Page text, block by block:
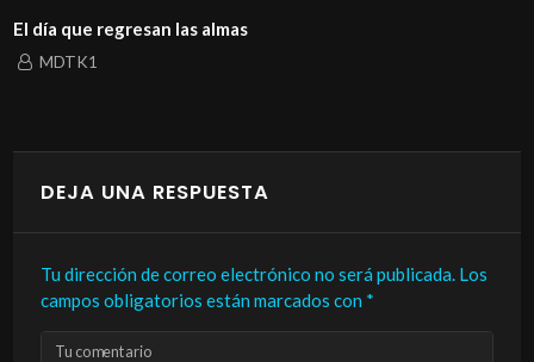
que regresan las almas
DEJA UNA RESPUESTA
Tu dirección de correo electrónico no será publicada. Los
campos obligatorios están marcados con *
Tu comentario